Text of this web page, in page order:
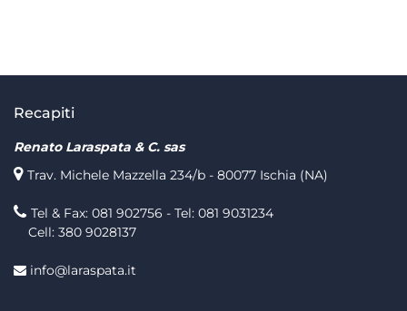
Recapiti
Renato Laraspata & C. sas
Trav. Michele Mazzella 234/b - 80077 Ischia (NA)
Tel & Fax: 081 902756 - Tel: 081 9031234
Cell: 380 9028137
info@laraspata.it